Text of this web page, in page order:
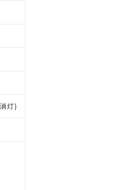
灯)
提供可能な商品です。
、対応品を出す予定はありません。
中または確認中の商品です。
明した場合などやむを得ず変更すること
を示します。
とを示します。